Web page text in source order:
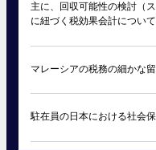
主に、回収可能性の検討（
に紐づく税効果会計について
マレーシアの税務の細かな
駐在員の日本における社会